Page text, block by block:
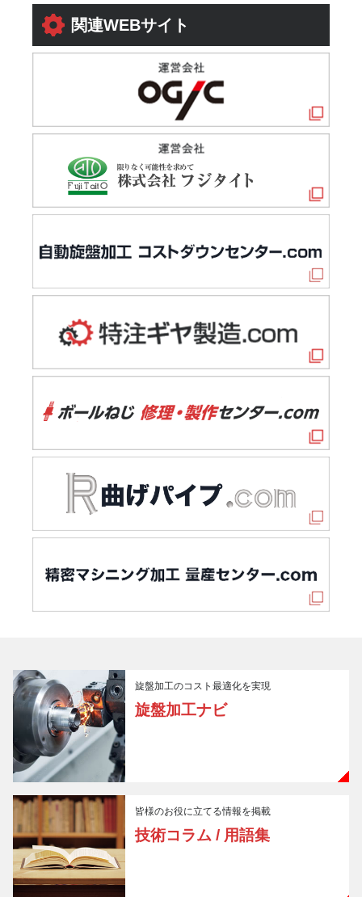
関連WEBサイト
旋盤加工のコスト最適化を実現
旋盤加工ナビ
皆様のお役に立てる情報を掲載
技術コラム / 用語集